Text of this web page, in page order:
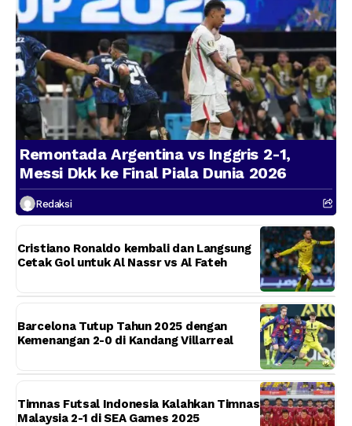
Remontada Argentina vs Inggris 2-1,
Messi Dkk ke Final Piala Dunia 2026
Redaksi
Cristiano Ronaldo kembali dan Langsung
Cetak Gol untuk Al Nassr vs Al Fateh
Barcelona Tutup Tahun 2025 dengan
Kemenangan 2-0 di Kandang Villarreal
Timnas Futsal Indonesia Kalahkan Timnas
Malaysia 2-1 di SEA Games 2025